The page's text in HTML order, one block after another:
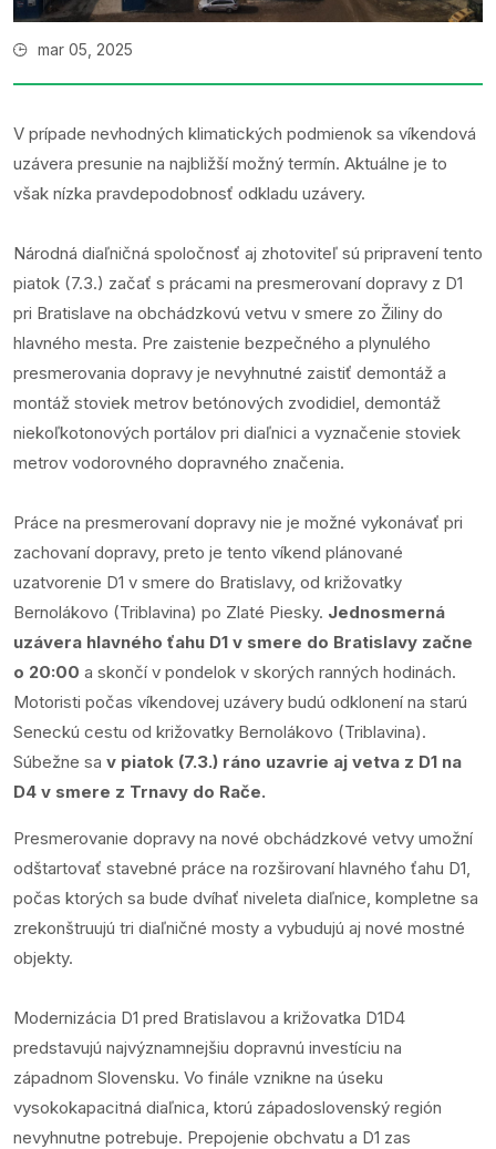
mar 05, 2025
V prípade nevhodných klimatických podmienok sa víkendová
uzávera presunie na najbližší možný termín. Aktuálne je to
však nízka pravdepodobnosť odkladu uzávery.
Národná diaľničná spoločnosť aj zhotoviteľ sú pripravení tento
piatok (7.3.) začať s prácami na presmerovaní dopravy z D1
pri Bratislave na obchádzkovú vetvu v smere zo Žiliny do
hlavného mesta. Pre zaistenie bezpečného a plynulého
presmerovania dopravy je nevyhnutné zaistiť demontáž a
montáž stoviek metrov betónových zvodidiel, demontáž
niekoľkotonových portálov pri diaľnici a vyznačenie stoviek
metrov vodorovného dopravného značenia.
Práce na presmerovaní dopravy nie je možné vykonávať pri
zachovaní dopravy, preto je tento víkend plánované
uzatvorenie D1 v smere do Bratislavy, od križovatky
Bernolákovo (Triblavina) po Zlaté Piesky. Jednosmerná
uzávera hlavného ťahu D1 v smere do Bratislavy začne
o 20:00 a skončí v pondelok v skorých ranných hodinách.
Motoristi počas víkendovej uzávery budú odklonení na starú
Seneckú cestu od križovatky Bernolákovo (Triblavina).
Súbežne sa v piatok (7.3.) ráno uzavrie aj vetva z D1 na
D4 v smere z Trnavy do Rače.
Presmerovanie dopravy na nové obchádzkové vetvy umožní
odštartovať stavebné práce na rozširovaní hlavného ťahu D1,
počas ktorých sa bude dvíhať niveleta diaľnice, kompletne sa
zrekonštruujú tri diaľničné mosty a vybudujú aj nové mostné
objekty.
Modernizácia D1 pred Bratislavou a križovatka D1D4
predstavujú najvýznamnejšiu dopravnú investíciu na
západnom Slovensku. Vo finále vznikne na úseku
vysokokapacitná diaľnica, ktorú západoslovenský región
nevyhnutne potrebuje. Prepojenie obchvatu a D1 zas